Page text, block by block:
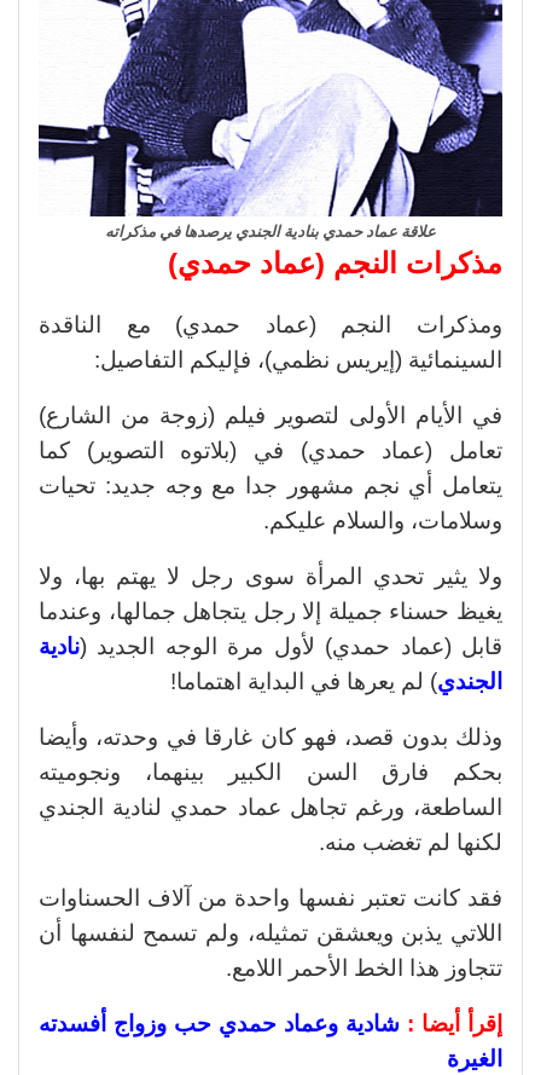
علاقة عماد حمدي بنادية الجندي يرصدها في مذكراته
مذكرات النجم (عماد حمدي)
ومذكرات النجم (عماد حمدي) مع الناقدة
السينمائية (إيريس نظمي)، فإليكم التفاصيل:
في الأيام الأولى لتصوير فيلم (زوجة من الشارع)
تعامل (عماد حمدي) في (بلاتوه التصوير) كما
يتعامل أي نجم مشهور جدا مع وجه جديد: تحيات
وسلامات، والسلام عليكم.
ولا يثير تحدي المرأة سوى رجل لا يهتم بها، ولا
يغيظ حسناء جميلة إلا رجل يتجاهل جمالها، وعندما
قابل (عماد حمدي) لأول مرة الوجه الجديد (نادية
الجندي) لم يعرها في البداية اهتماما!
وذلك بدون قصد، فهو كان غارقا في وحدته، وأيضا
بحكم فارق السن الكبير بينهما، ونجوميته
الساطعة، ورغم تجاهل عماد حمدي لنادية الجندي
لكنها لم تغضب منه.
فقد كانت تعتبر نفسها واحدة من آلاف الحسناوات
اللاتي يذبن ويعشقن تمثيله، ولم تسمح لنفسها أن
تتجاوز هذا الخط الأحمر اللامع.
إقرأ أيضا : شادية وعماد حمدي حب وزواج أفسدته
الغيرة